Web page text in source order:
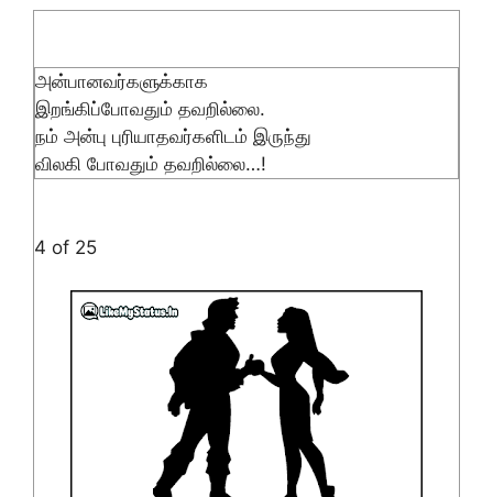
அன்பானவர்களுக்காக
இறங்கிப்போவதும் தவறில்லை.
நம் அன்பு புரியாதவர்களிடம் இருந்து
விலகி போவதும் தவறில்லை…!
4 of 25